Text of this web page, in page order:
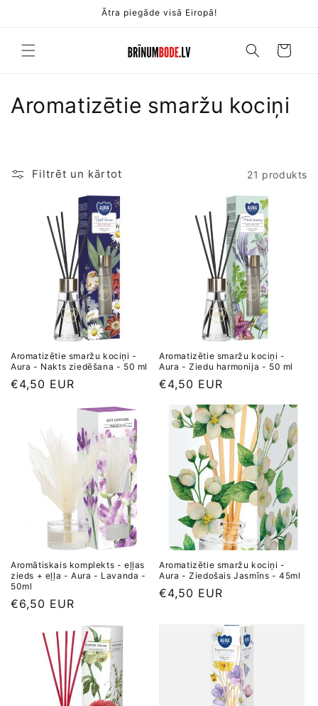
Ātra piegāde visā Eiropā!
Ratiņi
K
:
Aromatizētie smaržu kociņi
Filtrēt un kārtot 21 produkts
Aromatizētie smaržu kociņi -
Aura - Nakts ziedēšana - 50 ml
Parastā
€4,50 EUR
Aromatizētie smaržu kociņi -
Aura - Ziedu harmonija - 50 ml
Parastā
€4,50 EUR
Aromātiskais komplekts - eļļas
zieds + eļļa - Aura - Lavanda -
50ml
Parastā
€6,50 EUR
Aromatizētie smaržu kociņi -
Aura - Ziedošais Jasmīns - 45ml
Parastā
€4,50 EUR